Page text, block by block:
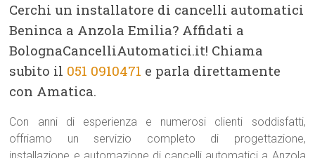
Cerchi un installatore di cancelli automatici
Beninca a Anzola Emilia? Affidati a
BolognaCancelliAutomatici.it! Chiama
subito il 051 0910471 e parla direttamente
con Amatica.
Con anni di esperienza e numerosi clienti soddisfatti,
offriamo un servizio completo di progettazione,